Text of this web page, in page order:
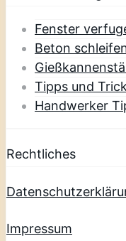
Fenster
Beton
Tipps und
Handwerker
Rechtliches
Impressum